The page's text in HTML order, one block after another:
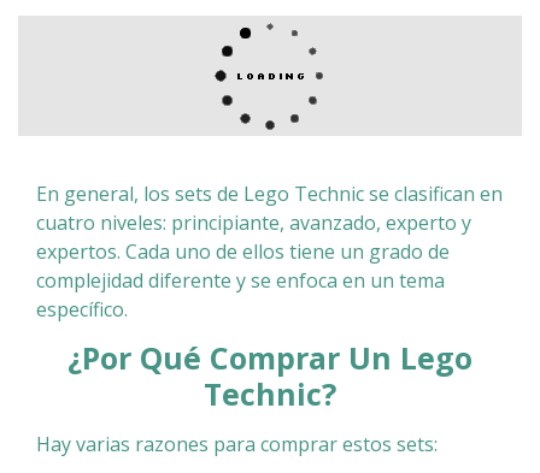
En general, los sets de Lego Technic se clasifican en
cuatro niveles: principiante, avanzado, experto y
expertos. Cada uno de ellos tiene un grado de
complejidad diferente y se enfoca en un tema
específico.
¿Por Qué Comprar Un Lego
Technic?
Hay varias razones para comprar estos sets: